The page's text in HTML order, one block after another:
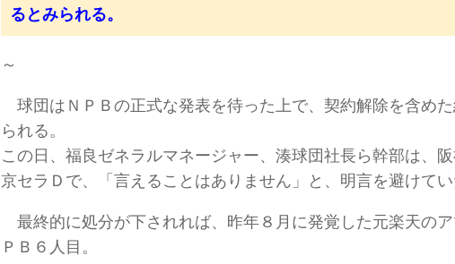
るとみられる。
～
球団はＮＰＢの正式な発表を待った上で、契約解除を含め
られる。
この日、福良ゼネラルマネージャー、湊球団社長ら幹部は、
京セラＤで、「言えることはありません」と、明言を避けて
最終的に処分が下されれば、昨年８月に発覚した元楽天の
ＰＢ６人目。